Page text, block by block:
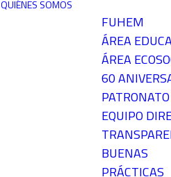
QUIÉNES SOMOS
FUHEM
ÁREA
ÁREA
60
EQUIPO
BUENAS
PRÁCTICAS